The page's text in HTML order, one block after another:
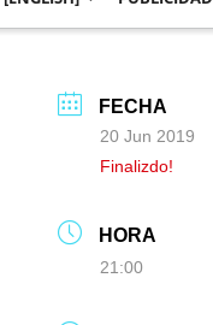
FECHA
20 Jun 2019
Finalizdo!
HORA
21:00